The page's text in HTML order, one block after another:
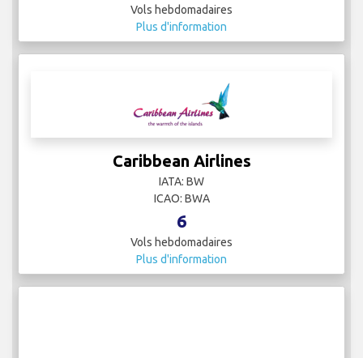
Vols hebdomadaires
Plus d'information
Caribbean Airlines
IATA: BW
ICAO: BWA
6
Vols hebdomadaires
Plus d'information